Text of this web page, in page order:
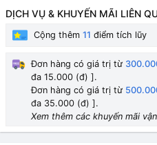
DỊCH VỤ & KHUYẾN MÃI LIÊN
Cộng thêm 11 điểm tích lũy
Đơn hàng có giá trị từ
đa 15.000 (đ) ].
Đơn hàng có giá trị từ
đa 35.000 (đ) ].
Xem thêm các khuyến mãi